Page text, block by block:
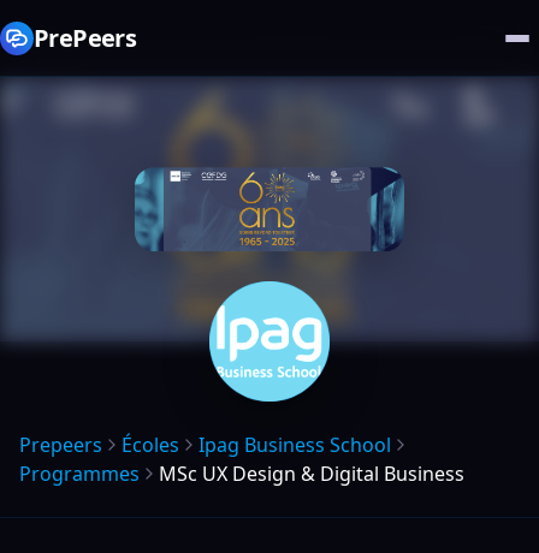
PrePeers
Prepeers Écoles
Ipag Business School
Programmes
MSc UX Design & Digital Business